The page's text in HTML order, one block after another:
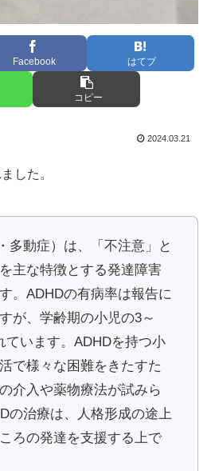
Facebook はてブ
コピー
2024.03.21
した。
多動症）は、「不注意」と
主な特徴とする発達障害
。ADHDの有病率は報告に
が、学齢期の小児の3～
ています。ADHDを持つ小
で様々な困難をきたすた
介入や薬物療法が試みら
の治療は、人格形成の途上
ろの発達を支援する上で